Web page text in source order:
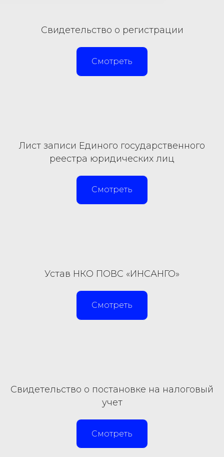
Свидетельство о регистрации
Смотреть
Лист записи Единого государственного
реестра юридических лиц
Смотреть
Устав НКО ПОВС «ИНСАНГО»
Смотреть
Свидетельство о постановке на налоговый
учет
Смотреть